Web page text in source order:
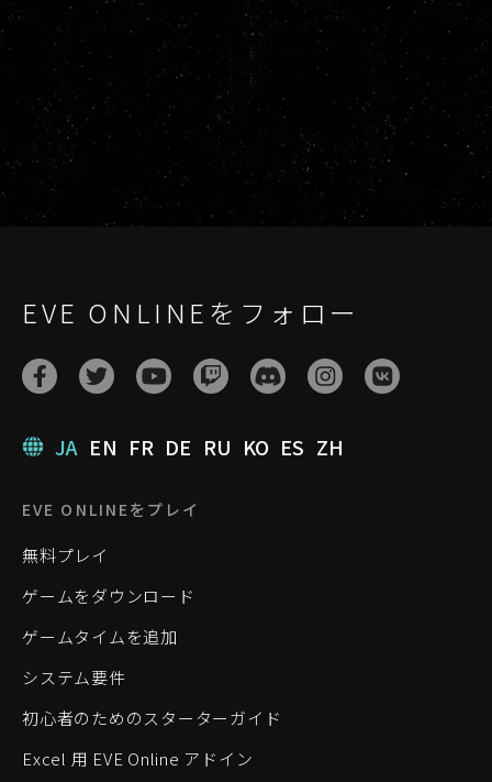
EVE ONLINEをフォロー
JA EN FR DE RU KO ES ZH
EVE ONLINEをプレイ
無料プレイ
ゲームをダウンロード
ゲームタイムを追加
システム要件
初心者のためのスターターガイド
Excel 用 EVE Online アドイン